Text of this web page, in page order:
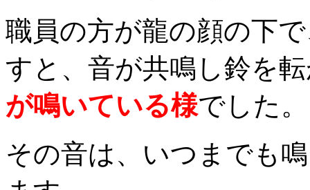
職員の方が龍の顔の下
すと、音が共鳴し鈴を
が鳴いている様でした。
その音は、いつまでも